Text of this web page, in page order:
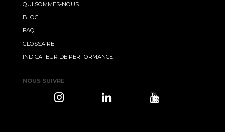
QUI SOMMES-NOUS
BLOG
FAQ
GLOSSAIRE
INDICATEUR DE PERFORMANCE
NOUS SUIVRE